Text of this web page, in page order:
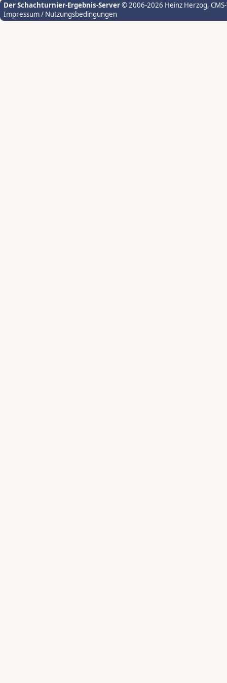
Der Schachturnier-Ergebnis-Server© 2006-2026 Heinz Herzog,
Impressum / Nutzungsbedingungen